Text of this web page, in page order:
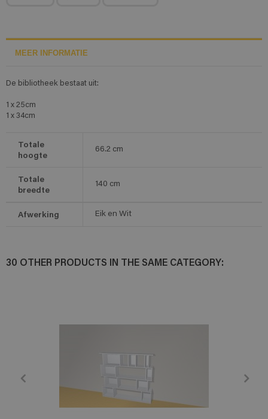
MEER INFORMATIE
De bibliotheek bestaat uit:
1 x 25cm
1 x 34cm
Totale
hoogte
66.2 cm
Totale
breedte
140 cm
Afwerking Eik en Wit
30 OTHER PRODUCTS IN THE SAME CATEGORY: